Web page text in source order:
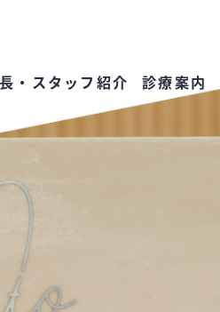
・スタッフ紹介 診療案内